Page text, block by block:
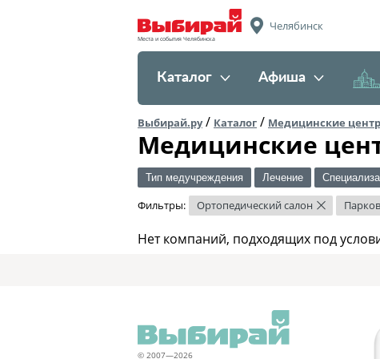
Места и события Челябинска
Челябинск
Каталог Афиша
Выбирай.ру/ Каталог / Медицинские
Медицинские
Тип медучреждения Лечение
Фильтры: Ортопедический салон ×
Нет компаний, подходящих под
© 2007—2026